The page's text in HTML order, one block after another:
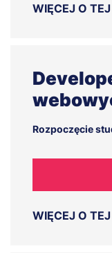
WIĘCEJ O
Rozpoczęcie
WIĘCEJ O